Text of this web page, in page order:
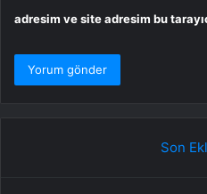
adresim ve site adresim bu
Son